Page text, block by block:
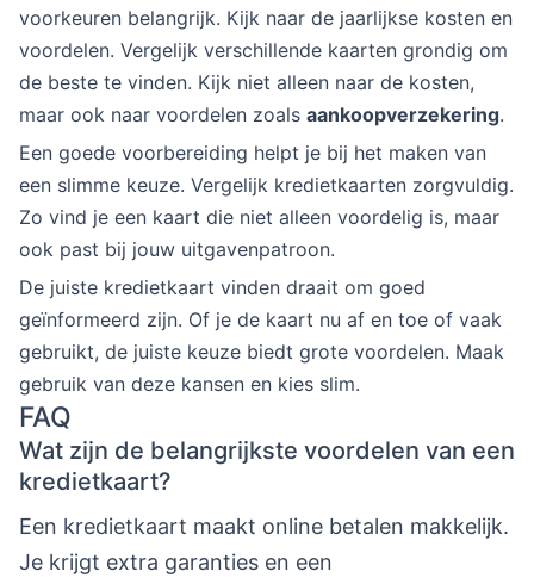
voorkeuren belangrijk. Kijk naar de jaarlijkse kosten en
voordelen. Vergelijk verschillende kaarten grondig om
de beste te vinden. Kijk niet alleen naar de kosten,
maar ook naar voordelen zoals aankoopverzekering.
Een goede voorbereiding helpt je bij het maken van
een slimme keuze. Vergelijk kredietkaarten zorgvuldig.
Zo vind je een kaart die niet alleen voordelig is, maar
ook past bij jouw uitgavenpatroon.
De juiste kredietkaart vinden draait om goed
geïnformeerd zijn. Of je de kaart nu af en toe of vaak
gebruikt, de juiste keuze biedt grote voordelen. Maak
gebruik van deze kansen en kies slim.
FAQ
Wat zijn de belangrijkste voordelen van een
kredietkaart?
Een kredietkaart maakt online betalen makkelijk.
Je krijgt extra garanties en een